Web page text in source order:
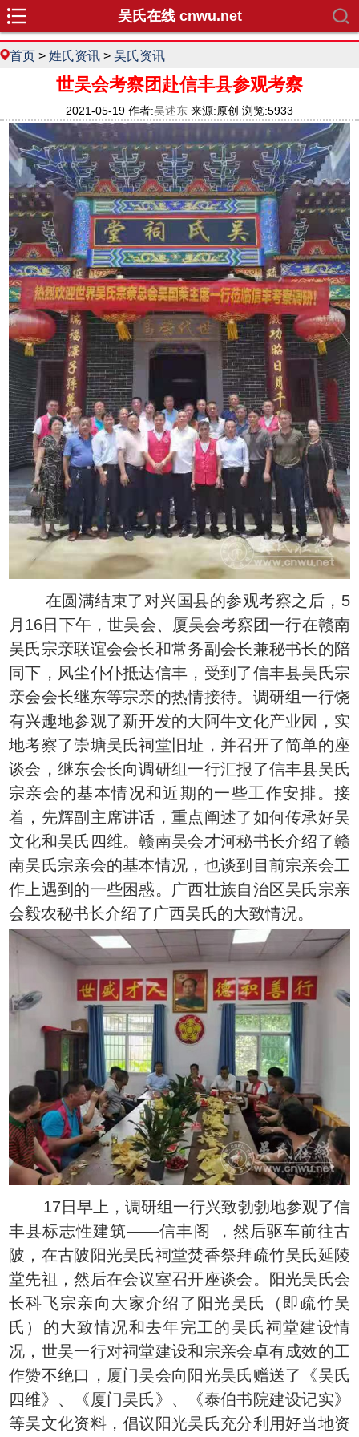
吴氏在线 cnwu.net
首页 > 姓氏资讯 > 吴氏资讯
世吴会考察团赴信丰县参观考察
2021-05-19 作者:吴述东 来源:原创 浏览:5933
在圆满结束了对兴国县的参观考察之后，5
月16日下午，世吴会、厦吴会考察团一行在赣南
吴氏宗亲联谊会会长和常务副会长兼秘书长的陪
同下，风尘仆仆抵达信丰，受到了信丰县吴氏宗
亲会会长继东等宗亲的热情接待。调研组一行饶
有兴趣地参观了新开发的大阿牛文化产业园，实
地考察了崇塘吴氏祠堂旧址，并召开了简单的座
谈会，继东会长向调研组一行汇报了信丰县吴氏
宗亲会的基本情况和近期的一些工作安排。接
着，先辉副主席讲话，重点阐述了如何传承好吴
文化和吴氏四维。赣南吴会才河秘书长介绍了赣
南吴氏宗亲会的基本情况，也谈到目前宗亲会工
作上遇到的一些困惑。广西壮族自治区吴氏宗亲
会毅农秘书长介绍了广西吴氏的大致情况。
17日早上，调研组一行兴致勃勃地参观了信
丰县标志性建筑——信丰阁 ，然后驱车前往古
陂，在古陂阳光吴氏祠堂焚香祭拜疏竹吴氏延陵
堂先祖，然后在会议室召开座谈会。阳光吴氏会
长科飞宗亲向大家介绍了阳光吴氏（即疏竹吴
氏）的大致情况和去年完工的吴氏祠堂建设情
况，世吴一行对祠堂建设和宗亲会卓有成效的工
作赞不绝口，厦门吴会向阳光吴氏赠送了《吴氏
四维》、《厦门吴氏》、《泰伯书院建设记实》
等吴文化资料，倡议阳光吴氏充分利用好当地资